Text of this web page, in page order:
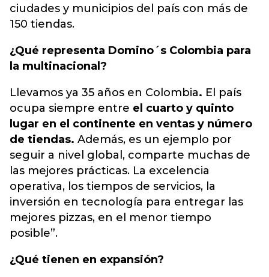
ciudades y municipios del país con más de
150 tiendas.
¿Qué representa Domino´s Colombia para
la multinacional?
Llevamos ya 35 años en Colombia. El país
ocupa siempre entre el cuarto y quinto
lugar en el continente en ventas y número
de tiendas. Además, es un ejemplo por
seguir a nivel global, comparte muchas de
las mejores prácticas. La excelencia
operativa, los tiempos de servicios, la
inversión en tecnología para entregar las
mejores pizzas, en el menor tiempo
posible”.
¿Qué tienen en expansión?